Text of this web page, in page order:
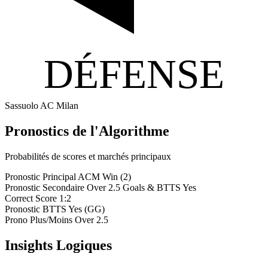
DÉFENSE
Sassuolo AC Milan
Pronostics de l'Algorithme
Probabilités de scores et marchés principaux
Pronostic Principal ACM Win (2)
Pronostic Secondaire Over 2.5 Goals & BTTS Yes
Correct Score 1:2
Pronostic BTTS Yes (GG)
Prono Plus/Moins Over 2.5
Insights Logiques